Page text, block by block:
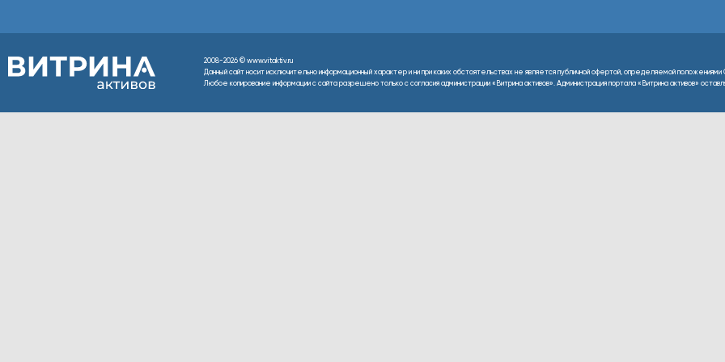
2008-2026 © www.vitaktiv.ru
Данный сайт носит исключительно информационный характер и ни при каких обстоятельствах не является публичной офертой, определяемой
Любое копирование информации с сайта разрешено только с согласия администрации «Витрина активов». Администрация портала «Витрина активов»